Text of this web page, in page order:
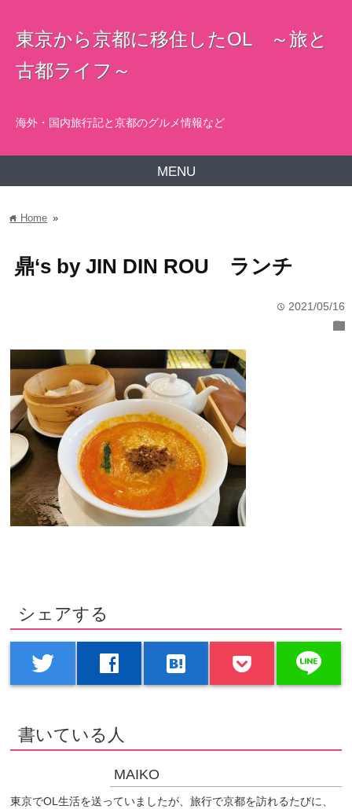
東京から京都に移住したOL ～旅と
古都ライフ～
海外・国内旅行記と京都のグルメ情報など
MENU
home Home »
鼎‘s by JIN DIN ROU ランチ
time 2021/05/16
folder
シェアする
twitter facebook hatenabookmark line
書いている人
MAIKO
東京でOL生活を送っていましたが、旅行で京都を訪れるたびに、